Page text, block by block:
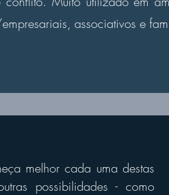
associativos e
melhor cada uma destas
possibilidades - como